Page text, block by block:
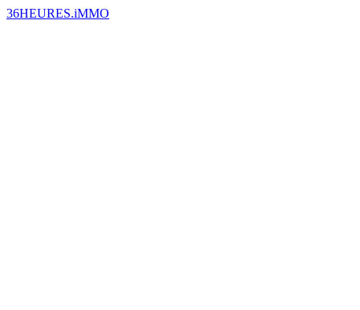
36HEURES.iMMO